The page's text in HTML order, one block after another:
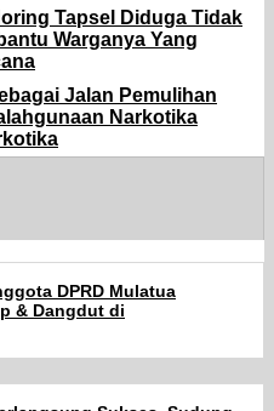
Tapsel Diduga Tidak
Warganya Yang
Jalan Pemulihan
Narkotika
DPRD Mulatua
& Dangdut di